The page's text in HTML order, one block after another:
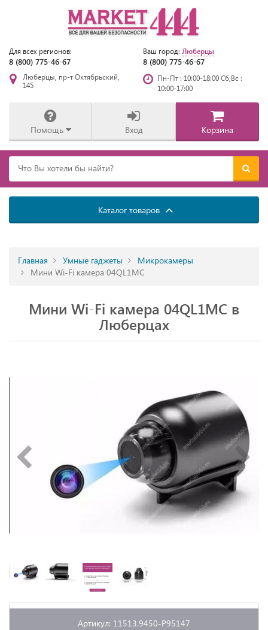
Для всех регионов:
8 (800) 775-46-67
Ваш город: Люберцы
8 (800) 775-46-67
Люберцы, пр-т Октябрьский,
145
Пн-Пт : 10:00-18:00 Сб,Вс :
10:00-17:00
Помощь Вход Корзина
Каталог товаров
Главная Умные гаджеты
Микрокамеры
Мини Wi-Fi камера 04QL1MC
Мини Wi-Fi камера 04QL1MC в
Люберцах
Артикул: 11513.9450-P95147